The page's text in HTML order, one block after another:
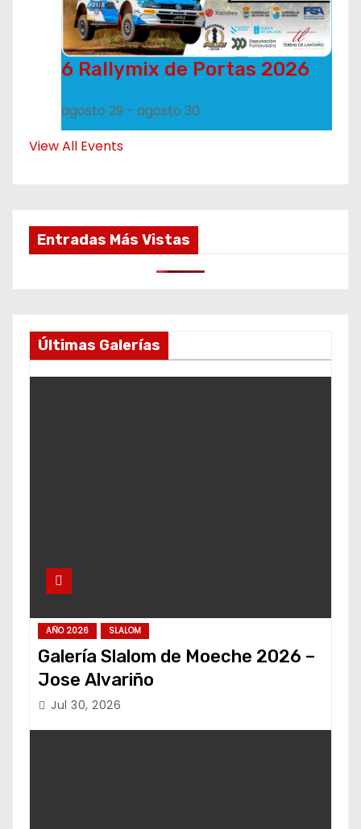
6 Rallymix de Portas 2026
agosto 29 - agosto 30
View All Events
Entradas Más Vistas
Últimas Galerías
AÑO 2026 SLALOM
Galería Slalom de Moeche 2026 –
Jose Alvariño
Jul 30, 2026